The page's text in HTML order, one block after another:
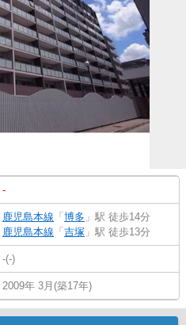
-
鹿児島本線 「 博多 」駅 徒歩14分
鹿児島本線 「 吉塚 」駅 徒歩13分
-(-)
2009年 3月(築17年)